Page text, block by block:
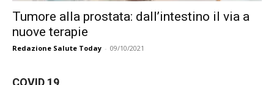
Tumore alla prostata: dall’intestino il via a
nuove terapie
Redazione Salute Today - 09/10/2021